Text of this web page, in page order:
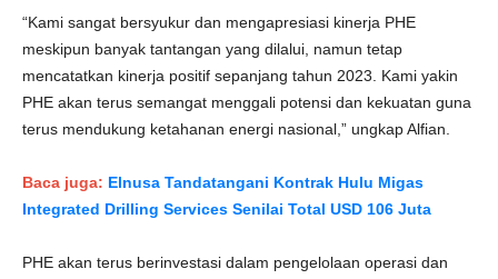
“Kami sangat bersyukur dan mengapresiasi kinerja PHE
meskipun banyak tantangan yang dilalui, namun tetap
mencatatkan kinerja positif sepanjang tahun 2023. Kami yakin
PHE akan terus semangat menggali potensi dan kekuatan guna
terus mendukung ketahanan energi nasional,” ungkap Alfian.
Baca juga: Elnusa Tandatangani Kontrak Hulu Migas
Integrated Drilling Services Senilai Total USD 106 Juta
PHE akan terus berinvestasi dalam pengelolaan operasi dan